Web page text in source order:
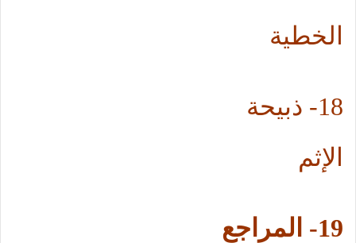
الخطية
18-
ذبيحة
الإثم
19- المراجع